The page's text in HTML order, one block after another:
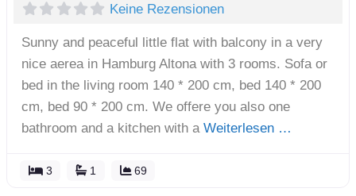
Keine Rezensionen
Sunny and peaceful little flat with balcony in a very
nice aerea in Hamburg Altona with 3 rooms. Sofa or
bed in the living room 140 * 200 cm, bed 140 * 200
cm, bed 90 * 200 cm. We offere you also one
bathroom and a kitchen with a Weiterlesen …
3 1 69